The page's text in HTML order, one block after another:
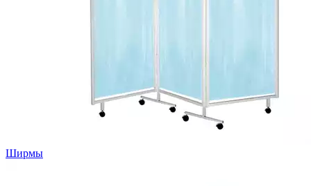
Ширмы